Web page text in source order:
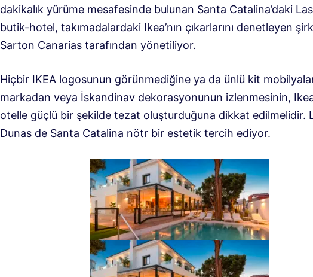
dakikalık yürüme mesafesinde bulunan Santa Catalina’daki
butik-hotel, takımadalardaki Ikea’nın çıkarlarını denetleyen
Sarton Canarias tarafından yönetiliyor.
Hiçbir IKEA logosunun görünmediğine ya da ünlü kit
markadan veya İskandinav dekorasyonunun izlenmesinin,
otelle güçlü bir şekilde tezat oluşturduğuna dikkat edilmelidir.
Dunas de Santa Catalina nötr bir estetik tercih ediyor.